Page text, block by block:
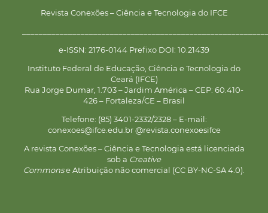
Revista Conexões – Ciência e Tecnologia do IFCE
e-ISSN: 2176-0144 Prefixo DOI: 10.21439
Instituto Federal de Educação, Ciência e Tecnologia do
Ceará (IFCE)
Rua Jorge Dumar, 1.703 – Jardim América – CEP: 60.410-
426 – Fortaleza/CE – Brasil
Telefone: (85) 3401-2332/2328 – E-mail:
conexoes@ifce.edu.br @revista.conexoesifce
A revista Conexões – Ciência e Tecnologia está licenciada
sob a Creative
Commonse Atribuição não comercial (CC BY-NC-SA 4.0).